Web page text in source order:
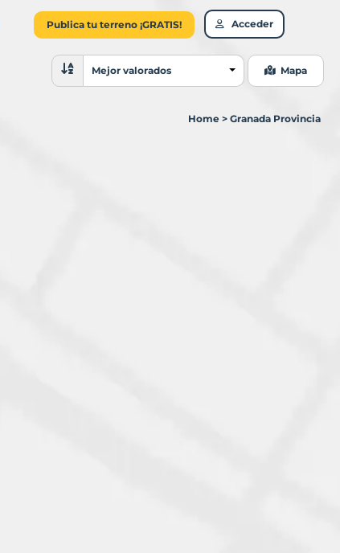
Publica tu terreno ¡GRATIS! Acceder
Ordenar resultados
Mejor valorados Mapa
Home > Granada Provincia